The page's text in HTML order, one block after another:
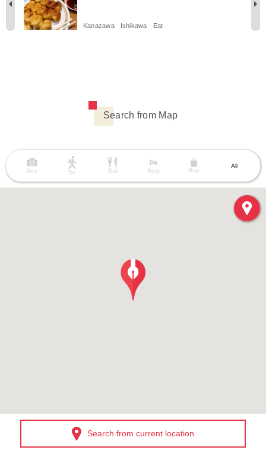
Kanazawa Ishikawa Eat
Search from Map
See Do Eat Stay Buy
All
Search from current location